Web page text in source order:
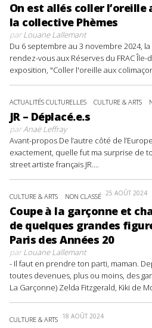
On est allés coller
la collective Phèmes
parLouane Lallemant
Du 6 septembre au 3 novembre 2024,
rendez-vous aux Réserves du FRAC
exposition, "Coller l'oreille aux
ACTUALITÉS CULTURELLES CULTURE & ARTS
JR – Déplacé.e.s
parAnaë Leffray
Avant-propos De l’autre côté de
exactement, quelle fut ma surprise de
street artiste français JR....
CULTURE & ARTS NON CLASSÉ 25 AOÛT 2024
Coupe à la garçonne et
de quelques grandes
Paris des Années 20
parLouane Lallemant
- Il faut en prendre ton parti, maman.
toutes devenues, plus ou moins, des
La Garçonne) Zelda Fitzgerald, Kiki de
CULTURE & ARTS 18 AOÛT 2024